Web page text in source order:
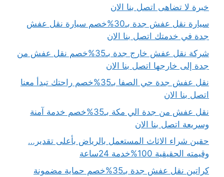
خبرة لا تضاهى اتصل بنا الان
سيارة نقل عفش جدة بـ30%خصم سيارة نقل عفش
جدة في خدمتك اتصل بنا الان
شركة نقل عفش خارج جدة بـ35%خصم نقل عفش من
جدة إلى خارجها اتصل بنا الان
نقل عفش جدة حي الصفا بـ35%خصم راحتك تبدأ معنا
اتصل بنا الان
نقل عفش من جدة الي مكة بـ35%خصم خدمة آمنة
وسريعة اتصل بنا الان
حقين شراء الاثاث المستعمل بالرياض بأعلى تقدير…
وقيمته الحقيقية 100%خدمة 24ساعة
كراتين نقل عفش جدة بـ35%خصم حماية مضمونة